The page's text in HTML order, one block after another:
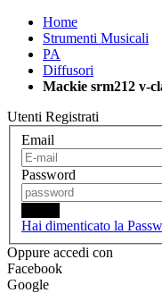
Home
Strumenti Musicali
PA
Diffusori
Mackie srm212 v-
Utenti Registrati
Email
Password
Hai dimenticato la
Oppure accedi con
Facebook
Google